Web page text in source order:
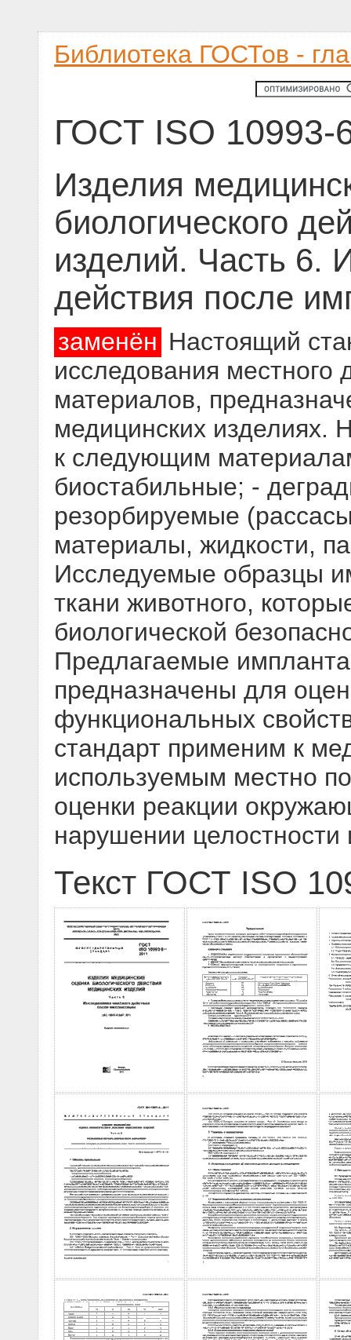
Библиотека ГОСТов -
ГОСТ ISO 10993-
Изделия
биологического
изделий. Часть 6.
действия после
заменён Настоящий
исследования местного
материалов,
медицинских изделиях.
к следующим
биостабильные; -
резорбируемые
материалы, жидкости,
Исследуемые образцы
ткани животного,
биологической
Предлагаемые
предназначены для
функциональных
стандарт применим к
используемым местно
оценки реакции
нарушении целостности
Текст ГОСТ ISO